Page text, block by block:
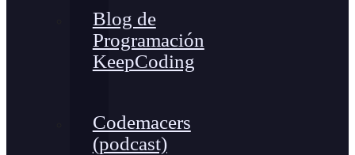
Blog de
Programación
KeepCoding
Codemacers
(podcast)